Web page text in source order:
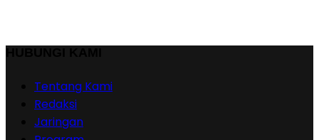
Tentang Kami
Redaksi
Jaringan